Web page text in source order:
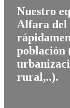
Nuestro
Alfara del
población
rural,..).